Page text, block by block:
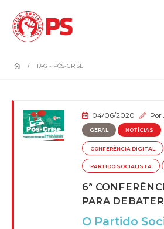
TAG - PÓS-CRISE
04/06/2020 Por
GERAL NOTÍCIAS
CONFERÊNCIA DIGITAL
PARTIDO SOCIALISTA
6ª
PARA
O Partido